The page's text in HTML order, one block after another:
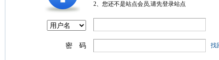
2、您还不是站点会员,请先登录站点
密 码 找